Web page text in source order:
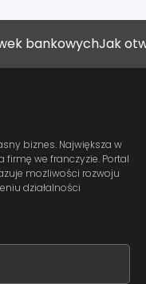
Jak
biznes. Największa w
we franczyzie. Portal
możliwości rozwoju
działalności